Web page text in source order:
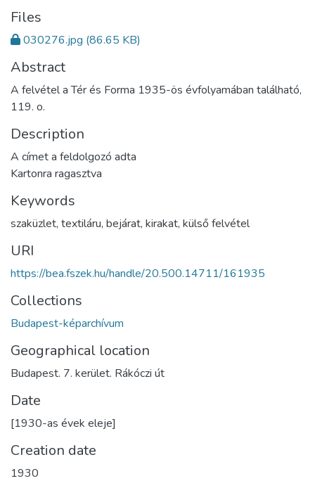
Files
030276.jpg (86.65 KB)
Abstract
A felvétel a Tér és Forma 1935-ös évfolyamában található,
119. o.
Description
A címet a feldolgozó adta
Kartonra ragasztva
Keywords
szaküzlet, textiláru, bejárat, kirakat, külső felvétel
URI
https://bea.fszek.hu/handle/20.500.14711/161935
Collections
Budapest-képarchívum
Geographical location
Budapest. 7. kerület. Rákóczi út
Date
[1930-as évek eleje]
Creation date
1930